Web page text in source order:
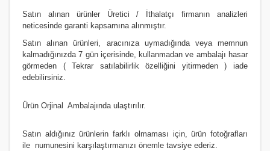
Satın alınan ürünler Üretici / İthalatçı firmanın analizleri
neticesinde garanti kapsamına alınmıştır.
Satın alınan ürünleri, aracınıza uymadığında veya memnun
kalmadığınızda 7 gün içerisinde, kullanmadan ve ambalajı hasar
görmeden ( Tekrar satılabilirlik özelliğini yitirmeden ) iade
edebilirsiniz.
Ürün Orjinal Ambalajında ulaştırılır.
Satın aldığınız ürünlerin farklı olmaması için, ürün fotoğrafları
ile numunesini karşılaştırmanızı önemle tavsiye ederiz.